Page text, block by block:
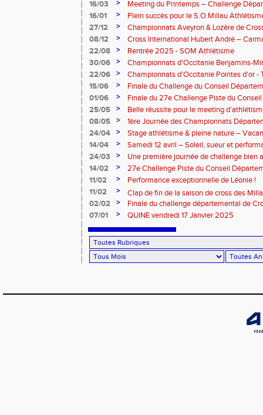
16/03 >
Meeting du Printemps – Challenge
Samedi 28 mars 2026
16/01 >
Plein succès pour le S.O.Millau
départementaux de cross-country
27/12 >
Championnats Aveyron & Lozère de
08/12
>
Cross International Hubert André –
22/08
>
Rentrée 2025 - SOM Athlétisme
30/06
>
Championnats d'Occitanie Benjamins-
2025 – Albi
22/06 >
Championnats d'Occitanie Pointes d'or -
juin 2025
15/06 >
Finale du Challenge du Conseil
01/06
>
Finale du 27e Challenge Piste du
l'Aveyron
25/05 >
Belle réussite pour le meeting
08/05
>
1ère Journée des Championnats
24/04
>
Stage athlétisme & pleine nature –
14/04
>
Samedi 12 avril – Soleil, sueur et
Rouergue pour la 2eme journée du
24/03 >
Une première journée de challenge bien
14/02
>
27e Challenge Piste du Conseil
11/02
>
Performance exceptionnelle de Léonie !
11/02
>
Clap de fin de la saison de cross des
02/02
>
Finale du challenge départemental de
07/01
> QUINE vendredi 17 Janvier 2025